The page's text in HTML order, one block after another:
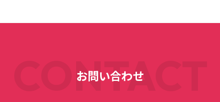
お問い合わせ
CONTACT